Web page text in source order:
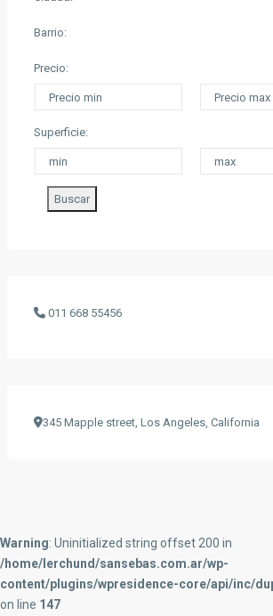
Barrio:
Precio:
Superficie:
Buscar
011 668 55456
345 Mapple street, Los Angeles, California
Warning: Uninitialized string offset 200 in
/home/lerchund/sansebas.com.ar/wp-
content/plugins/wpresidence-core/api/inc/
on line 147